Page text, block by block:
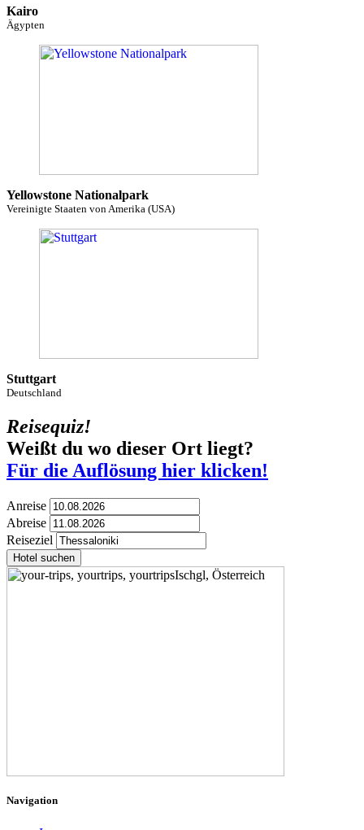
Kairo
Ägypten
Yellowstone Nationalpark
Vereinigte Staaten von Amerika (USA)
Stuttgart
Deutschland
Reisequiz!
Weißt du wo dieser Ort liegt?
Für die Auflösung hier klicken!
Anreise
Abreise
Reiseziel
Hotel suchen
Navigation